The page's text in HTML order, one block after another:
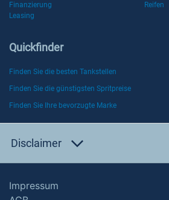
Finanzierung
Reifen
Leasing
Quickfinder
Finden Sie die besten Tankstellen
Finden Sie die günstigsten Spritpreise
Finden Sie Ihre bevorzugte Marke
Disclaimer
Impressum